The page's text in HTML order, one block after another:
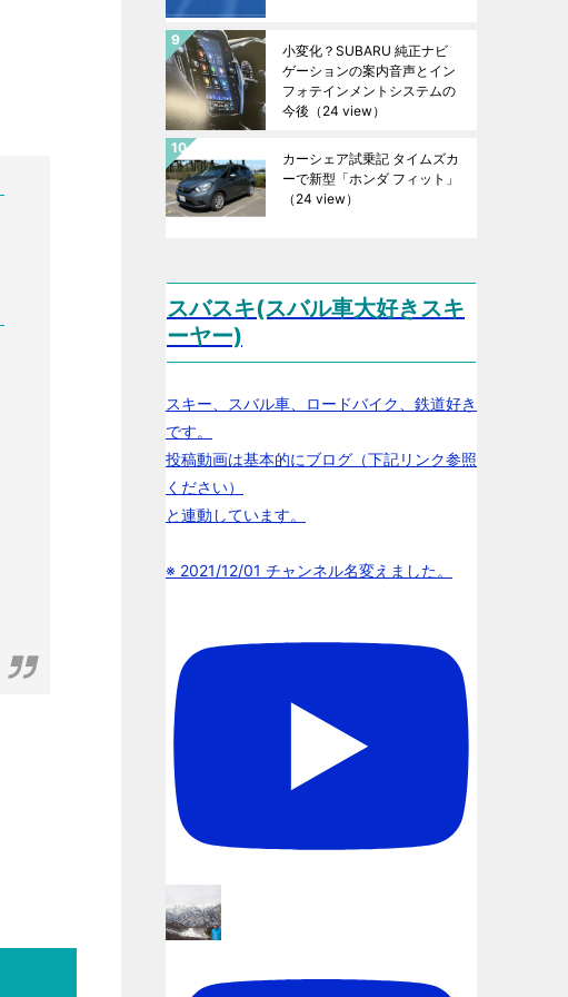
小変化？SUBARU 純正ナビ
ゲーションの案内音声とイン
フォテインメントシステムの
今後 （24 view）
カーシェア試乗記 タイムズカ
ーで新型「ホンダ フィット」
（24 view）
スバスキ(スバル車大好きスキ
ーヤー)
スキー、スバル車、ロードバイク、鉄道好き
です。
投稿動画は基本的にブログ（下記リンク参照
ください）
と連動しています。
※ 2021/12/01 チャンネル名変えました。